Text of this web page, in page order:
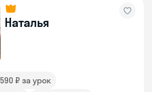
Наталья
₽ за урок